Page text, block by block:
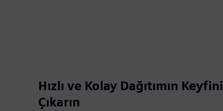
Hızlı ve Kolay Dağıtımın Keyfini
Çıkarın